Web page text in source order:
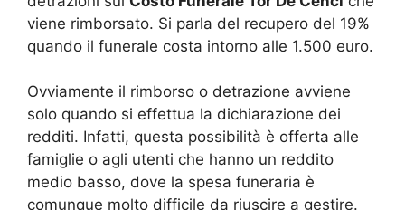
viene rimborsato. Si parla del recupero del 19%
quando il funerale costa intorno alle 1.500 euro.
Ovviamente il rimborso o detrazione avviene
solo quando si effettua la dichiarazione dei
redditi. Infatti, questa possibilità è offerta alle
famiglie o agli utenti che hanno un reddito
medio basso, dove la spesa funeraria è
comunque molto difficile da riuscire a gestire.